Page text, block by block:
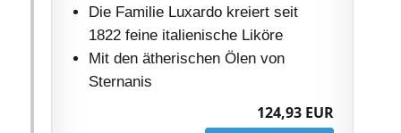
Die Familie Luxardo kreiert seit
1822 feine italienische Liköre
Mit den ätherischen Ölen von
Sternanis
124,93 EUR